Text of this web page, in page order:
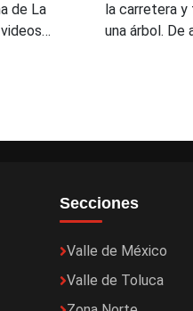
de La
la carretera
una árbol. De
Secciones
Valle de México
Valle de Toluca